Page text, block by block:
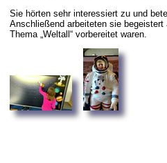
Sie hörten sehr interessiert zu und
Anschließend arbeiteten sie
Thema „Weltall“ vorbereitet waren.